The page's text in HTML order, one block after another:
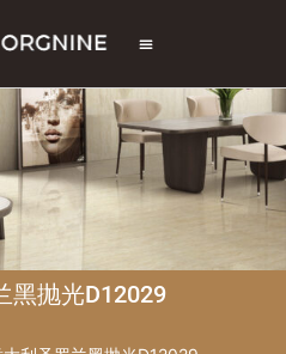
黑抛光D12029